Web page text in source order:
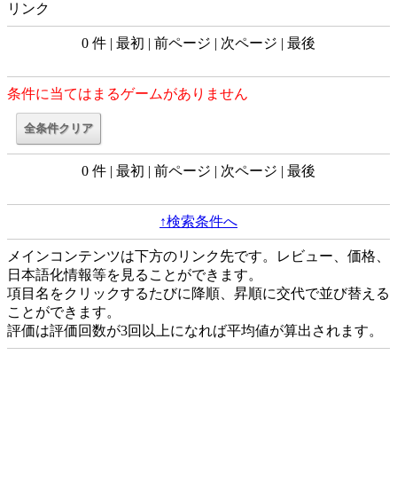
リンク
0 件 | 最初 | 前ページ | 次ページ | 最後
条件に当てはまるゲームがありません
0 件 | 最初 | 前ページ | 次ページ | 最後
↑検索条件へ
メインコンテンツは下方のリンク先です。レビュー、価格、
日本語化情報等を見ることができます。
項目名をクリックするたびに降順、昇順に交代で並び替える
ことができます。
評価は評価回数が3回以上になれば平均値が算出されます。